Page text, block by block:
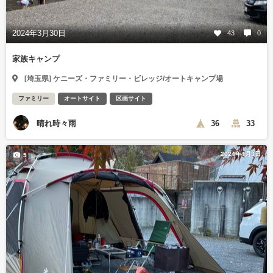
2024年3月30日 43 0
家族キャンプ
[埼玉県] ケニーズ・ファミリー・ビレッジ/オートキャンプ場
ファミリー オートサイト 区画サイト
晴れ時々雨 36 33
2024年4月3日
5